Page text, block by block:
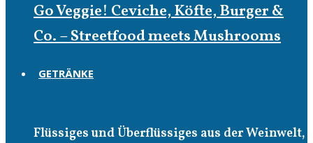
Go Veggie! Ceviche, Köfte, Burger &
Co. – Streetfood meets Mushrooms
GETRÄNKE
Flüssiges und Überflüssiges aus der Weinwelt,